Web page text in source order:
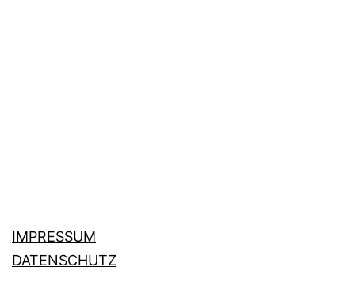
IMPRESSUM
DATENSCHUTZ